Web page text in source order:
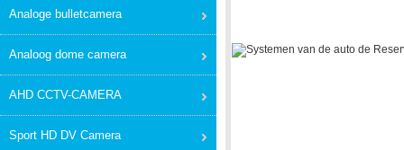
Analoge bulletcamera
Analoog dome camera
AHD CCTV-CAMERA
Sport HD DV Camera